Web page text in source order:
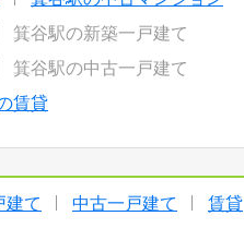
箕谷駅の新築一戸建て
箕谷駅の中古一戸建て
賃貸
建て 中古一戸建て 賃貸